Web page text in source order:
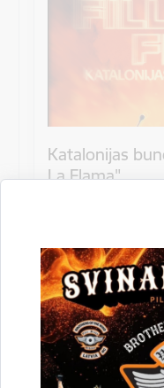
Katalonijas
La Flama"
Koncerts
Datums
12.
Laiks
10.00